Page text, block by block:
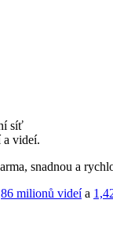
síť
a videí.
snadnou a
milionů videía